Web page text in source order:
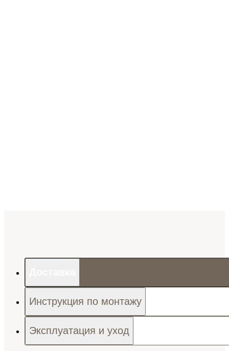
Инструкция по монтажу
Эксплуатация и уход